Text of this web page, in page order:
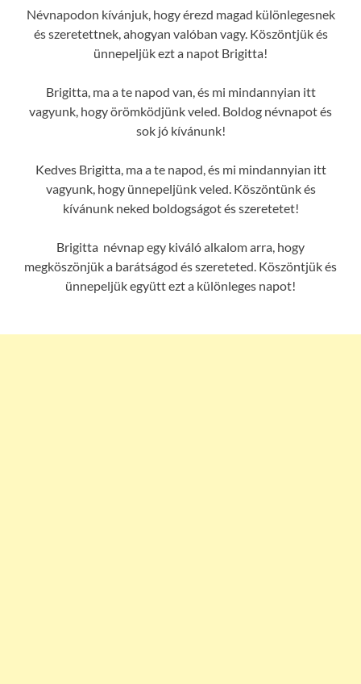
Névnapodon kívánjuk, hogy érezd magad különlegesnek
és szeretettnek, ahogyan valóban vagy. Köszöntjük és
ünnepeljük ezt a napot Brigitta!
Brigitta, ma a te napod van, és mi mindannyian itt
vagyunk, hogy örömködjünk veled. Boldog névnapot és
sok jó kívánunk!
Kedves Brigitta, ma a te napod, és mi mindannyian itt
vagyunk, hogy ünnepeljünk veled. Köszöntünk és
kívánunk neked boldogságot és szeretetet!
Brigitta névnap egy kiváló alkalom arra, hogy
megköszönjük a barátságod és szereteted. Köszöntjük és
ünnepeljük együtt ezt a különleges napot!